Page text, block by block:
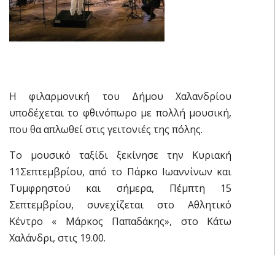
Η φιλαρμονική του Δήμου Χαλανδρίου
υποδέχεται το φθινόπωρο με πολλή μουσική,
που θα απλωθεί στις γειτονιές της πόλης.
Το μουσικό ταξίδι ξεκίνησε την Κυριακή
11Σεπτεμβρίου, από το Πάρκο Ιωαννίνων και
Τυμφρηστού και σήμερα, Πέμπτη 15
Σεπτεμβρίου, συνεχίζεται στο Αθλητικό
Κέντρο « Μάρκος Παπαδάκης», στο Κάτω
Χαλάνδρι, στις 19.00.